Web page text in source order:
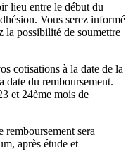
lieu entre le début du
Vous serez informé
la possibilité de soumettre
cotisations à la date de la
date du remboursement.
et 24ème mois de
sera
après étude et